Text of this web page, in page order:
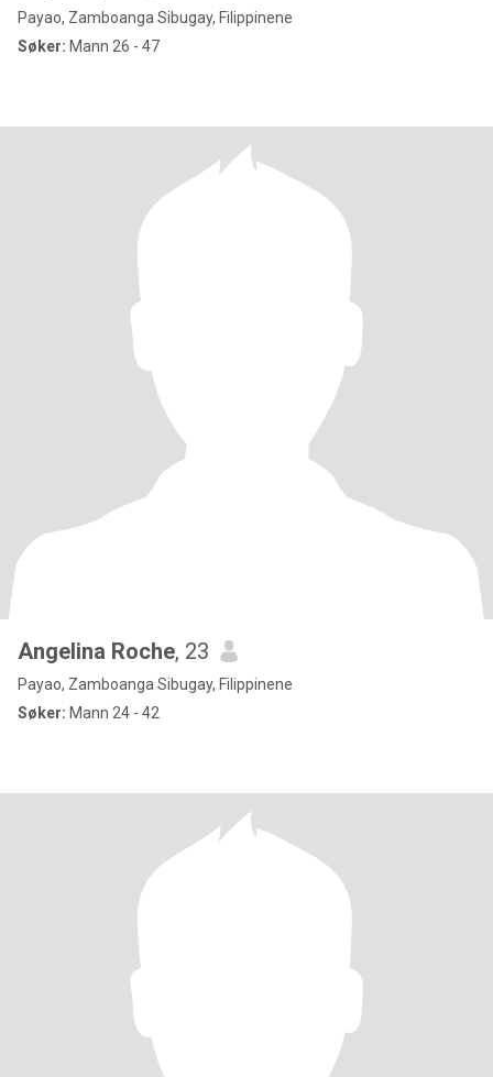
Payao, Zamboanga Sibugay, Filippinene
Søker: Mann 26 - 47
Angelina Roche, 23
Payao, Zamboanga Sibugay, Filippinene
Søker: Mann 24 - 42